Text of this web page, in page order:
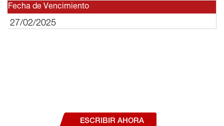
Fecha de Vencimiento
27/02/2025
ESCRIBIR AHORA